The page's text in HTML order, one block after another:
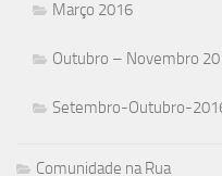
Março 2016
Outubro – Novembro
Setembro-Outubro-
Comunidade na Rua